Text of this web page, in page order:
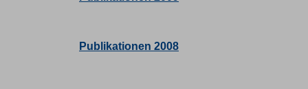
Publikationen 2008